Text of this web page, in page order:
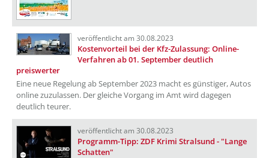
veröffentlicht am 30.08.2023
Kostenvorteil bei der Kfz-Zulassung: Online-
Verfahren ab 01. September deutlich
preiswerter
Eine neue Regelung ab September 2023 macht es günstiger, Autos
online zuzulassen. Der gleiche Vorgang im Amt wird dagegen
deutlich teurer.
veröffentlicht am 30.08.2023
Programm-Tipp: ZDF Krimi Stralsund - "Lange
Schatten"